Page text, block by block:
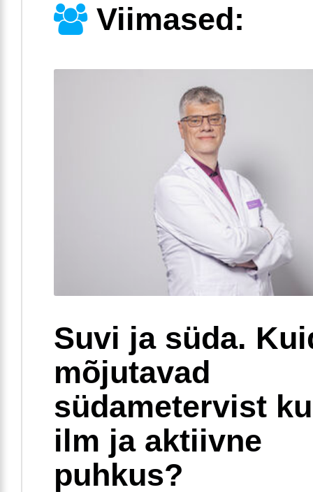
Viimased:
Suvi ja süda.
mõjutavad
südametervist
ilm ja aktiivne
puhkus?